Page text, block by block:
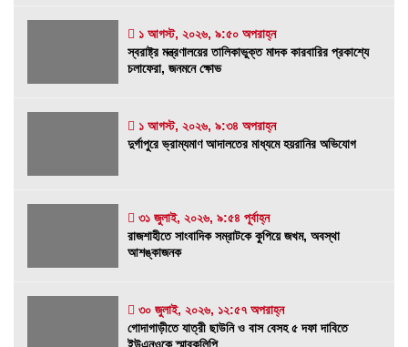
স্বরাষ্ট্র মন্ত্রণালয়ের তালিকাভুক্ত মাদক কারবারির
প্রকাশ্যে চলাফেরা, জনমনে ক্ষোভ
দুর্গাপুরে ভ্রাম্যমাণ আদালতের মাধ্যমে হয়রানির
অভিযোগ
রাজশাহীতে সাংবাদিক সম্রাটকে কুপিয়ে জখম, অবস্থা
আশঙ্কাজনক
গোদাগাড়ীতে যাত্রী ছাউনি ও বাস বেসহ ৫ দফা দাবিতে
ইউএনওকে স্মারকলিপি
১ আগস্ট, ২০২৬, ৯:৫০ অপরাহ্ন
স্বরাষ্ট্র মন্ত্রণালয়ের তালিকাভুক্ত মাদক কারবারির প্রকাশ্যে
চলাফেরা, জনমনে ক্ষোভ
১ আগস্ট, ২০২৬, ৯:৩৪ অপরাহ্ন
দুর্গাপুরে ভ্রাম্যমাণ আদালতের মাধ্যমে হয়রানির অভিযোগ
৩১ জুলাই, ২০২৬, ৯:৫৪ পূর্বাহ্ন
রাজশাহীতে সাংবাদিক সম্রাটকে কুপিয়ে জখম, অবস্থা
আশঙ্কাজনক
৩০ জুলাই, ২০২৬, ১২:৫৭ অপরাহ্ন
গোদাগাড়ীতে যাত্রী ছাউনি ও বাস বেসহ ৫ দফা দাবিতে
ইউএনওকে স্মারকলিপি